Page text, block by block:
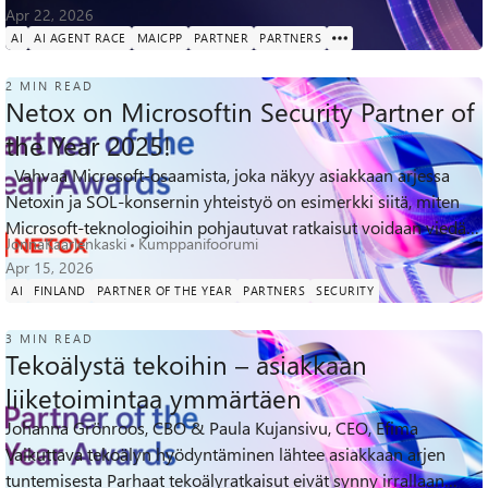
Apr 22, 2026
AI AI AGENT RACE MAICPP PARTNER PARTNERS
2 MIN READ
Netox on Microsoftin Security Partner of
the Year 2025!
Vahvaa Microsoft-osaamista, joka näkyy asiakkaan arjessa
Netoxin ja SOL-konsernin yhteistyö on esimerkki siitä, miten
Microsoft-teknologioihin pohjautuvat ratkaisut voidaan viedä
käytäntöön hal...
JonnaKaarlenkaski
Kumppanifoorumi
Apr 15, 2026
AI FINLAND PARTNER OF THE YEAR PARTNERS SECURITY
95
Views 0
likes 0
Comments
3 MIN READ
Tekoälystä tekoihin – asiakkaan
liiketoimintaa ymmärtäen
Johanna Grönroos, CBO & Paula Kujansivu, CEO, Efima
Vaikuttava tekoälyn hyödyntäminen lähtee asiakkaan arjen
tuntemisesta Parhaat tekoälyratkaisut eivät synny irrallaan
124
Views likes 0
Comments